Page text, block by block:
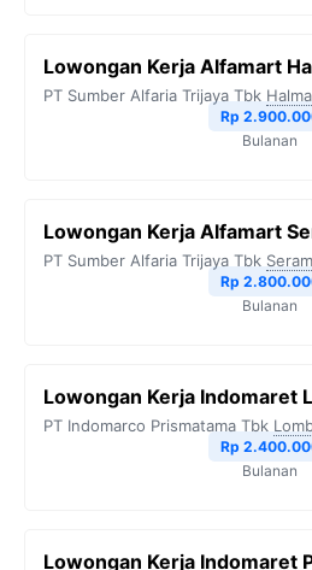
Lowongan Kerja Alfamart
PT Sumber Alfaria Trijaya Tbk
Rp
Bulanan
Lowongan Kerja Alfamart
PT Sumber Alfaria Trijaya Tbk
Rp
Bulanan
Lowongan Kerja Indomaret
PT Indomarco Prismatama Tbk
Rp
Bulanan
Lowongan Kerja Indomaret